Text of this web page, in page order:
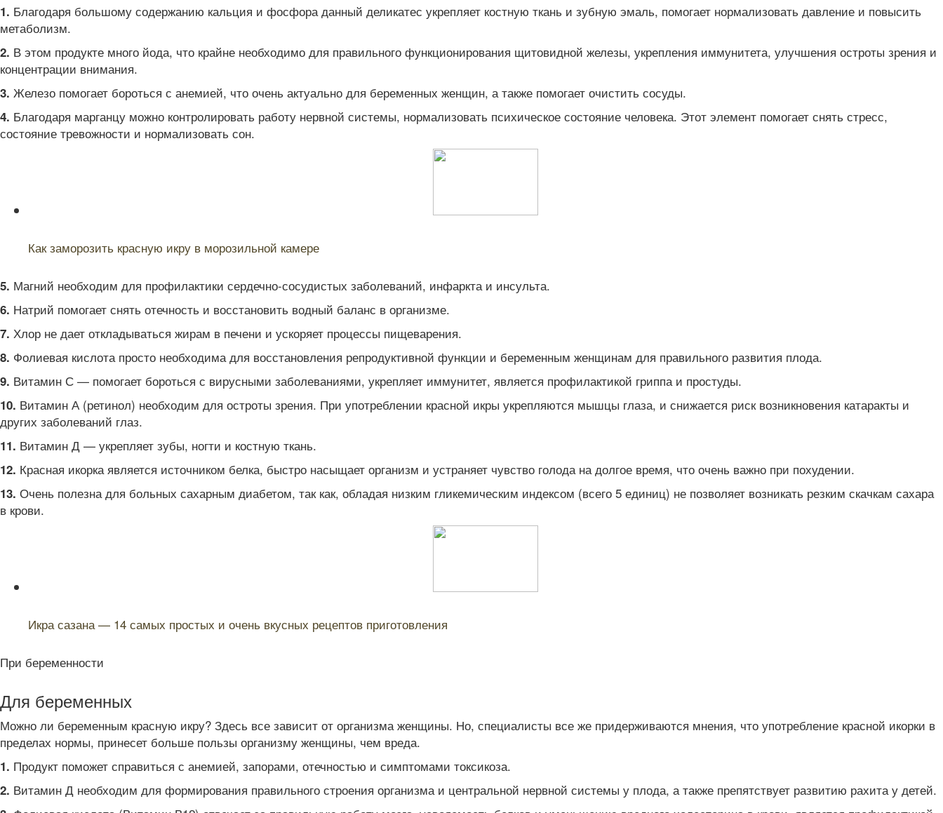
1. Благодаря большому содержанию кальция и фосфора данный деликатес укрепляет костную ткань и зубную эмаль, помогает нормализовать давление и повысить
метаболизм.
2. В этом продукте много йода, что крайне необходимо для правильного функционирования щитовидной железы, укрепления иммунитета, улучшения остроты зрения и
концентрации внимания.
3. Железо помогает бороться с анемией, что очень актуально для беременных женщин, а также помогает очистить сосуды.
4. Благодаря марганцу можно контролировать работу нервной системы, нормализовать психическое состояние человека. Этот элемент помогает снять стресс,
состояние тревожности и нормализовать сон.
Как заморозить красную икру в морозильной камере
5. Магний необходим для профилактики сердечно-сосудистых заболеваний, инфаркта и инсульта.
6. Натрий помогает снять отечность и восстановить водный баланс в организме.
7. Хлор не дает откладываться жирам в печени и ускоряет процессы пищеварения.
8. Фолиевая кислота просто необходима для восстановления репродуктивной функции и беременным женщинам для правильного развития плода.
9. Витамин С — помогает бороться с вирусными заболеваниями, укрепляет иммунитет, является профилактикой гриппа и простуды.
10. Витамин А (ретинол) необходим для остроты зрения. При употреблении красной икры укрепляются мышцы глаза, и снижается риск возникновения катаракты и
других заболеваний глаз.
11. Витамин Д — укрепляет зубы, ногти и костную ткань.
12. Красная икорка является источником белка, быстро насыщает организм и устраняет чувство голода на долгое время, что очень важно при похудении.
13. Очень полезна для больных сахарным диабетом, так как, обладая низким гликемическим индексом (всего 5 единиц) не позволяет возникать резким скачкам сахара
в крови.
Икра сазана — 14 самых простых и очень вкусных рецептов приготовления
При беременности
Для беременных
Можно ли беременным красную икру? Здесь все зависит от организма женщины. Но, специалисты все же придерживаются мнения, что употребление красной икорки в
пределах нормы, принесет больше пользы организму женщины, чем вреда.
1. Продукт поможет справиться с анемией, запорами, отечностью и симптомами токсикоза.
2. Витамин Д необходим для формирования правильного строения организма и центральной нервной системы у плода, а также препятствует развитию рахита у детей.